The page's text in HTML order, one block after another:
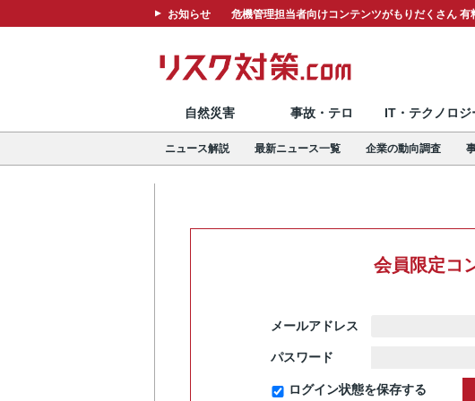
お知らせ 危機管理担当者向けコンテンツがもりだくさん
自然災害 事故・テロ IT・テクノロジ
ニュース解説 最新ニュース一覧 企業の動向調査
会員限定コ
メールアドレス
パスワード
ログイン状態を保存する